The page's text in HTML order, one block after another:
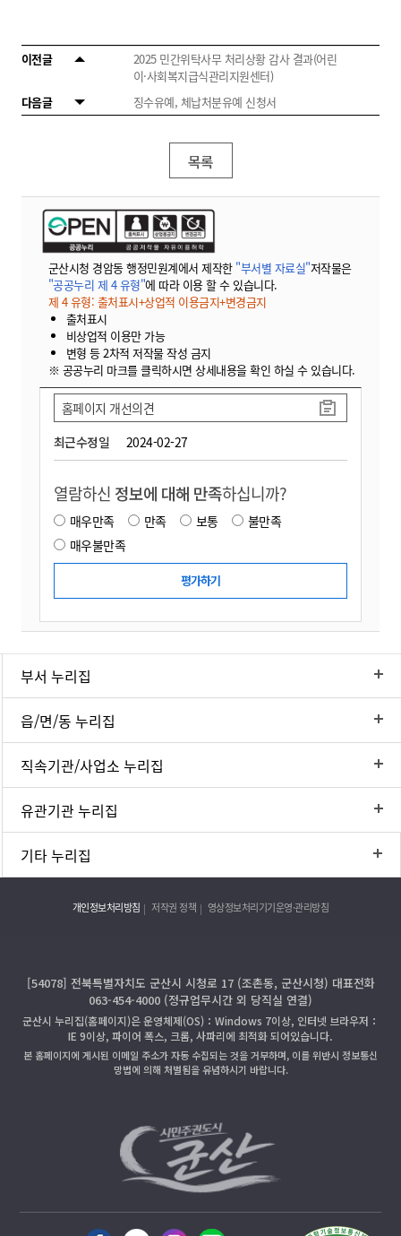
이전글
2025 민간위탁사무 처리상황 감사 결과(어린
이·사회복지급식관리지원센터)
다음글
징수유예, 체납처분유예 신청서
목록
군산시청 경암동 행정민원계에서 제작한 "부서별 자료실"저작물은
"공공누리 제 4 유형"에 따라 이용 할 수 있습니다.
제 4 유형: 출처표시+상업적 이용금지+변경금지
출처표시
비상업적 이용만 가능
변형 등 2차적 저작물 작성 금지
※ 공공누리 마크를 클릭하시면 상세내용을 확인 하실 수 있습니다.
최근수정일 2024-02-27
홈페이지 개선의견
열람하신 정보에 대해 만족하십니까?
매우만족 만족 보통
불만족
매우불만족
부서 누리집
읍/면/동 누리집
직속기관/사업소 누리집
유관기관 누리집
기타 누리집
개인정보처리방침 저작권 정책 영상정보처리기기운영·관리방침
[54078] 전북특별자치도 군산시 시청로 17 (조촌동, 군산시청) 대표전화
063-454-4000 (정규업무시간 외 당직실 연결)
군산시 누리집(홈페이지)은 운영체제(OS)：Windows 7이상, 인터넷 브라우저：
IE 9이상, 파이어 폭스, 크롬, 사파리에 최적화 되어있습니다.
본 홈페이지에 게시된 이메일 주소가 자동 수집되는 것을 거부하며, 이를 위반시 정보통신
망법에 의해 처벌됨을 유념하시기 바랍니다.